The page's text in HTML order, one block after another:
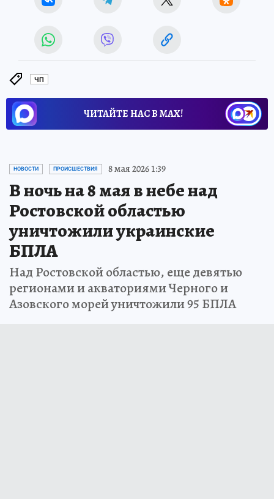
ЧП
ЧИТАЙТЕ НАС В МАХ!
НОВОСТИ ПРОИСШЕСТВИЯ 8 мая 2026 1:39
В ночь на 8 мая в небе над
Ростовской областью
уничтожили украинские
БПЛА
Над Ростовской областью, еще девятью
регионами и акваториями Черного и
Азовского морей уничтожили 95 БПЛА